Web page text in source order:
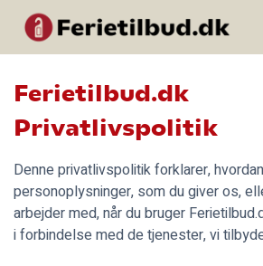
Ferietilbud.dk
Privatlivspolitik
Denne privatlivspolitik forklarer,
personoplysninger, som du giver os,
arbejder med, når du bruger
i forbindelse med de tjenester, vi